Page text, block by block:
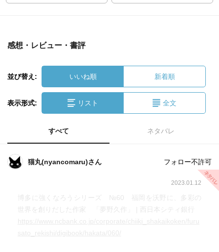
感想・レビュー・書評
並び替え: いいね順 新着順
表示形式: リスト 全文
すべて ネタバレ
猫丸(nyancomaru)さん フォロー不許可
2023.01.12
博多に強くなろうシリーズ №60 福岡を沃野に、多彩の
世界を創りだした作家 「夢野久作」 | 西日本シティ銀行